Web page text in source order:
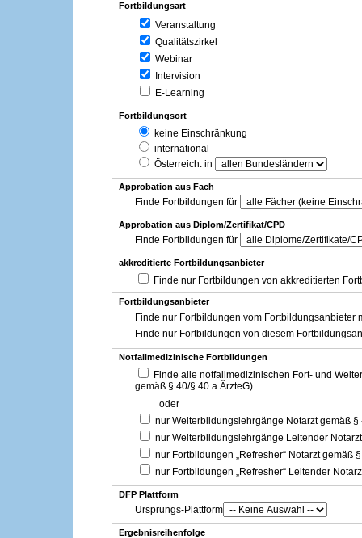
Fortbildungsart
Veranstaltung
Qualitätszirkel
Webinar
Intervision
E-Learning
Fortbildungsort
keine Einschränkung
international
Österreich: in
Approbation aus Fach
Finde Fortbildungen für
Approbation aus Diplom/Zertifikat/CPD
Finde Fortbildungen für
akkreditierte Fortbildungsanbieter
Finde nur Fortbildungen von akkreditierten
Fortbildungsanbieter
Finde nur Fortbildungen vom Fortbildungsanbieter
Finde nur Fortbildungen von diesem
Notfallmedizinische Fortbildungen
Finde alle notfallmedizinischen Fort- und
gemäß § 40/§ 40 a ÄrzteG)
oder
nur Weiterbildungslehrgänge Notarzt gemäß §
nur Weiterbildungslehrgänge Leitender
nur Fortbildungen „Refresher“ Notarzt gemäß
nur Fortbildungen „Refresher“ Leitender
DFP Plattform
Ursprungs-Plattform
Ergebnisreihenfolge